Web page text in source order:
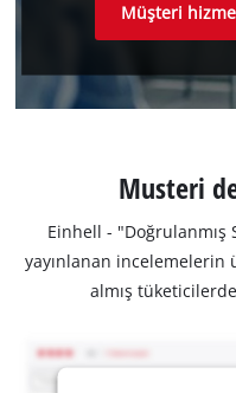
Müşteri
Musteri
Einhell - "Doğrulanmış
yayınlanan incelemelerin
almış